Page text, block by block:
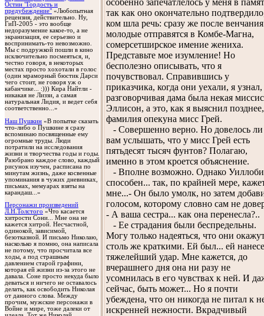
Остин "Гордость и
предубеждение" «Любопытная
рецензия, действительно. Ну,
ГиП-2005 - это вообще
недоразумение какое-то, а не
экранизация, ее серьезно и
воспринимать-то невозможно.
Мы с подружкой пошли в кино
исключительно посмеяться, и,
честно говоря, в некоторых
местах просто хохотали в голос
(один мраморный бюстик Дарси
чего стоит, не говоря уж о
кабанчике... :))) Кира Найтли -
никакая не Лиззи, а самая
натуральная Лидия, и ведет себя
соответственно...»
Наш Пушкин «В попытке сказать
что-либо о Пушкине я сразу
вспоминаю посвященные ему
огромные труды. Люди
потратили на исследования
жизни и творчества годы и годы.
Разобрано каждое слово, каждый
рисунок изучен, расписана по
минутам жизнь, даже косвенные
упоминания в чужих дневниках,
письмах, мемуарах взяты на
карандаш...»
Персонажи произведений
Л.Н.Толстого «Что касается
хитрости Сони... Мне она не
кажется хитрой. Несчастной,
одинокой, зависимой,
безотказной. И письмо Николаю,
насколько я помню, она написала
не потому, что просчитала все
ходы, а под страшным
давлением старой графини,
которая ей жизни из-за этого не
давала. Соне просто некуда было
деваться и ничего не оставалось
делать, как освободить Николая
от данного слова. Между
прочим, мужские персонажи в
Войне и мире, тоже далеки от
особенно запечатлелось у меня в
так как оно окончательно
ком шла речь: сразу же после венчания
молодые отправятся в Комбе-Магна,
сомерсетширское имение жениха.
Представьте мое изумление! Но
бесполезно описывать, что я
почувствовал. Справившись у
приказчика, когда они уехали, я узнал,
разговорчивая дама была некая миссис
Эллисон, а это, как я выяснил позднее,
фамилия опекуна мисс Грей.
- Совершенно верно. Но довелось ли
вам услышать, что у мисс Грей есть
пятьдесят тысяч фунтов? Полагаю,
именно в этом кроется объяснение.
- Вполне возможно. Однако Уиллоби
способен... так, по крайней мере,
мне...- Он было умолк, но затем
голосом, которому словно сам не
- А ваша сестра... как она перенесла?..
- Ее страдания были беспредельны.
Могу только надеяться, что они
столь же краткими. Ей был... ей
тяжелейший удар. Мне кажется, до
вчерашнего дня она ни разу не
усомнилась в его чувствах к ней. И
сейчас, быть может... Но я почти
убеждена, что он никогда не питал к
искренней нежности. Вкрадчивый